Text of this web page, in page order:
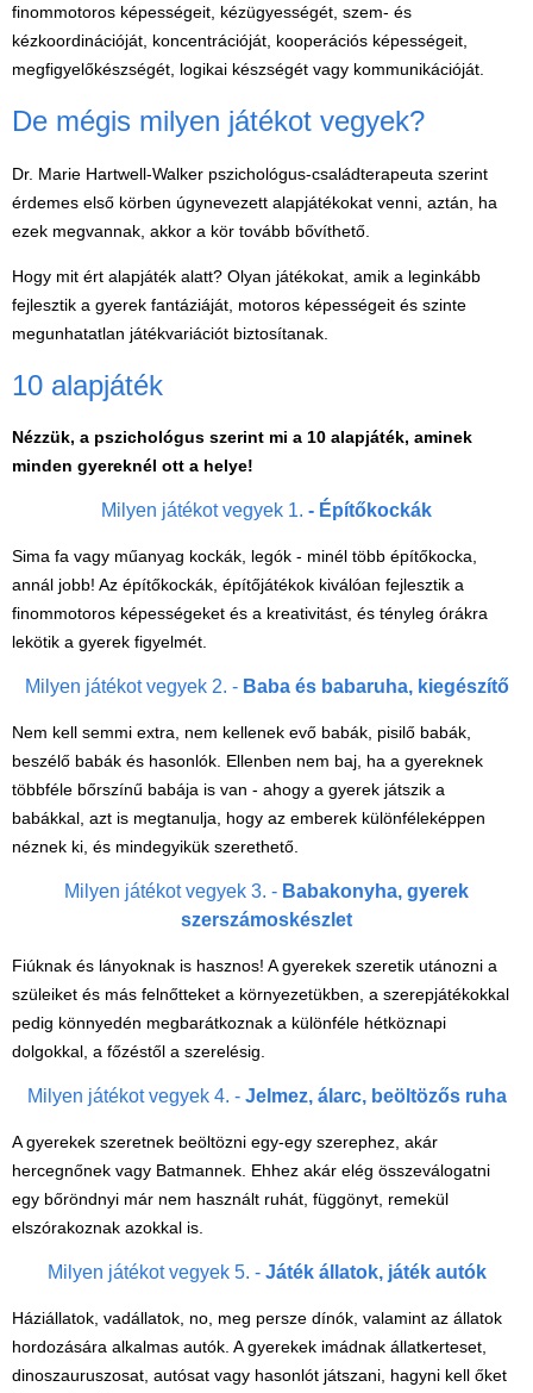
finommotoros képességeit, kézügyességét, szem- és
kézkoordinációját, koncentrációját, kooperációs képességeit,
megfigyelőkészségét, logikai készségét vagy kommunikációját.
De mégis milyen játékot vegyek?
Dr. Marie Hartwell-Walker pszichológus-családterapeuta szerint
érdemes első körben úgynevezett alapjátékokat venni, aztán, ha
ezek megvannak, akkor a kör tovább bővíthető.
Hogy mit ért alapjáték alatt? Olyan játékokat, amik a leginkább
fejlesztik a gyerek fantáziáját, motoros képességeit és szinte
megunhatatlan játékvariációt biztosítanak.
10 alapjáték
Nézzük, a pszichológus szerint mi a 10 alapjáték, aminek
minden gyereknél ott a helye!
Milyen játékot vegyek 1. - Építőkockák
Sima fa vagy műanyag kockák, legók - minél több építőkocka,
annál jobb! Az építőkockák, építőjátékok kiválóan fejlesztik a
finommotoros képességeket és a kreativitást, és tényleg órákra
lekötik a gyerek figyelmét.
Milyen játékot vegyek 2. - Baba és babaruha, kiegészítő
Nem kell semmi extra, nem kellenek evő babák, pisilő babák,
beszélő babák és hasonlók. Ellenben nem baj, ha a gyereknek
többféle bőrszínű babája is van - ahogy a gyerek játszik a
babákkal, azt is megtanulja, hogy az emberek különféleképpen
néznek ki, és mindegyikük szerethető.
Milyen játékot vegyek 3. - Babakonyha, gyerek
szerszámoskészlet
Fiúknak és lányoknak is hasznos! A gyerekek szeretik utánozni a
szüleiket és más felnőtteket a környezetükben, a szerepjátékokkal
pedig könnyedén megbarátkoznak a különféle hétköznapi
dolgokkal, a főzéstől a szerelésig.
Milyen játékot vegyek 4. - Jelmez, álarc, beöltözős ruha
A gyerekek szeretnek beöltözni egy-egy szerephez, akár
hercegnőnek vagy Batmannek. Ehhez akár elég összeválogatni
egy bőröndnyi már nem használt ruhát, függönyt, remekül
elszórakoznak azokkal is.
Milyen játékot vegyek 5. - Játék állatok, játék autók
Háziállatok, vadállatok, no, meg persze dínók, valamint az állatok
hordozására alkalmas autók. A gyerekek imádnak állatkerteset,
dinoszauruszosat, autósat vagy hasonlót játszani, hagyni kell őket
Magyar játékok
Montessori játékok
Mozgásfejlesztő játékok
Okos partijátékok
Oktató játékok kutyáknak
Papírszínház
Pixelhobby
Szerelés, barkácsolás, kerti
kalandozás
Szerepjáték
(baba,autó,konyha,épület,..)
Társasjáték
Úti játékok, Utazó játékok
Ügyességi játékok
CSAK NÁLUNK - Egyedi
Vélemények
Adatkezelés